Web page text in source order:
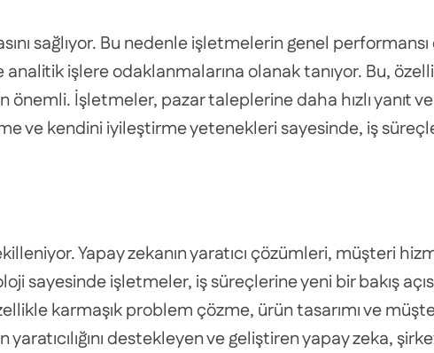
sağlıyor. Bu nedenle işletmelerin genel
işlere odaklanmalarına olanak tanıyor. Bu,
İşletmeler, pazar taleplerine daha hızlı yanıt
ve kendini iyileştirme yetenekleri sayesinde, iş
Yapay zekanın yaratıcı çözümleri, müşteri
işletmeler, iş süreçlerine yeni bir bakış
karmaşık problem çözme, ürün tasarımı ve
destekleyen ve geliştiren yapay zeka,